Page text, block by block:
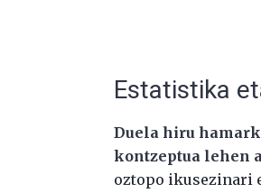
Estatistika
Duela hiru
kontzeptua lehen
oztopo ikusezinari